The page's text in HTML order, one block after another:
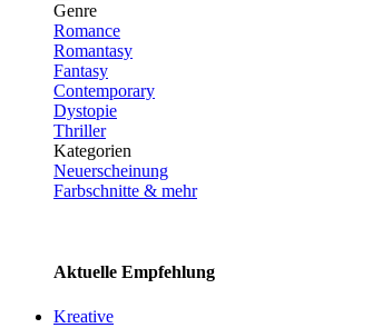
Genre
Romance
Romantasy
Fantasy
Contemporary
Dystopie
Thriller
Kategorien
Neuerscheinung
Farbschnitte & mehr
Aktuelle Empfehlung
Kreative